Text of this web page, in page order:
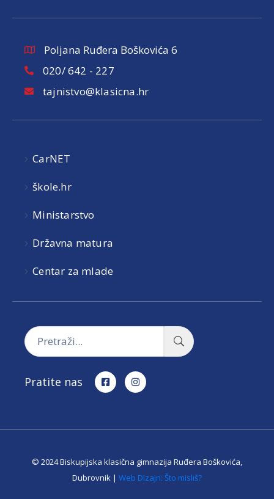
Poljana Ruđera Boškovića 6
020/ 642 - 227
tajnistvo@klasicna.hr
CarNET
škole.hr
Ministarstvo
Državna matura
Centar za mlade
Pratite nas
© 2024 Biskupijska klasična gimnazija Ruđera Boškovića,
Dubrovnik | Web Dizajn: Što misliš?